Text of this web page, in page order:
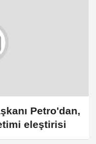
Petro'dan,
eleştirisi